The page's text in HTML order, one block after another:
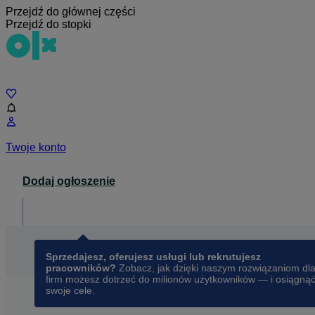
Przejdź do głównej części
Przejdź do stopki
Twoje konto
Dodaj ogłoszenie
Sprzedajesz, oferujesz usługi lub rekrutujesz
pracowników? Zobacz, jak dzięki naszym rozwiązaniom dla
firm możesz dotrzeć do milionów użytkowników — i osiągnąć
swoje cele.